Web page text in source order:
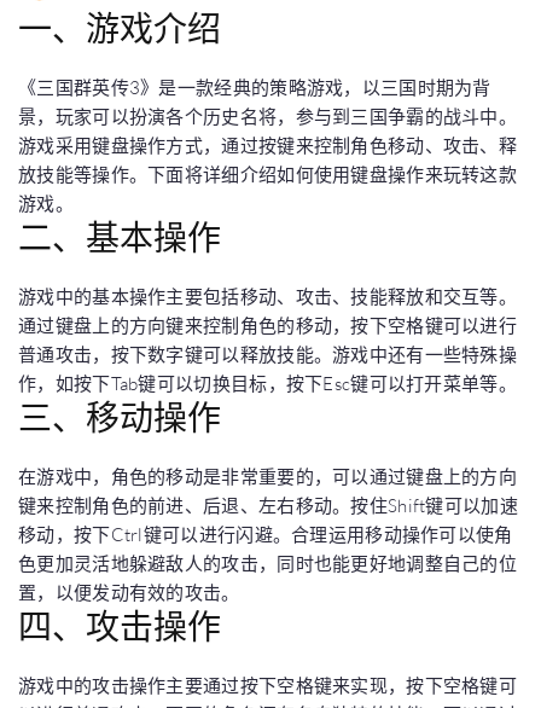
一、游戏介绍
《三国群英传3》是一款经典的策略游戏，以三国时期为背
景，玩家可以扮演各个历史名将，参与到三国争霸的战斗中。
游戏采用键盘操作方式，通过按键来控制角色移动、攻击、释
放技能等操作。下面将详细介绍如何使用键盘操作来玩转这款
游戏。
二、基本操作
游戏中的基本操作主要包括移动、攻击、技能释放和交互等。
通过键盘上的方向键来控制角色的移动，按下空格键可以进行
普通攻击，按下数字键可以释放技能。游戏中还有一些特殊操
作，如按下Tab键可以切换目标，按下Esc键可以打开菜单等。
三、移动操作
在游戏中，角色的移动是非常重要的，可以通过键盘上的方向
键来控制角色的前进、后退、左右移动。按住Shift键可以加速
移动，按下Ctrl键可以进行闪避。合理运用移动操作可以使角
色更加灵活地躲避敌人的攻击，同时也能更好地调整自己的位
置，以便发动有效的攻击。
四、攻击操作
游戏中的攻击操作主要通过按下空格键来实现，按下空格键可